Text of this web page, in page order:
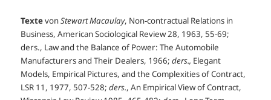
TextevonStewart Macaulay, Non-contractual Relations in
Business, American Sociological Review 28, 1963, 55-69;
ders., Law and the Balance of Power: The Automobile
Manufacturers and Their Dealers, 1966;ders., Elegant
Models, Empirical Pictures, and the Complexities of Contract,
LSR 11, 1977, 507-528;ders., An Empirical View of Contract,